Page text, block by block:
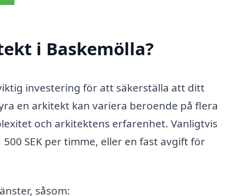
i Baskemölla?
investering för att säkerställa att ditt
en arkitekt kan variera beroende på flera
och arkitektens erfarenhet. Vanligtvis
SEK per timme, eller en fast avgift för
såsom: